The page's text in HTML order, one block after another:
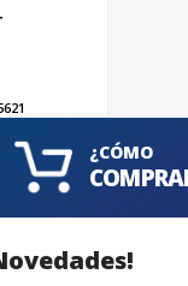
¿CÓMO